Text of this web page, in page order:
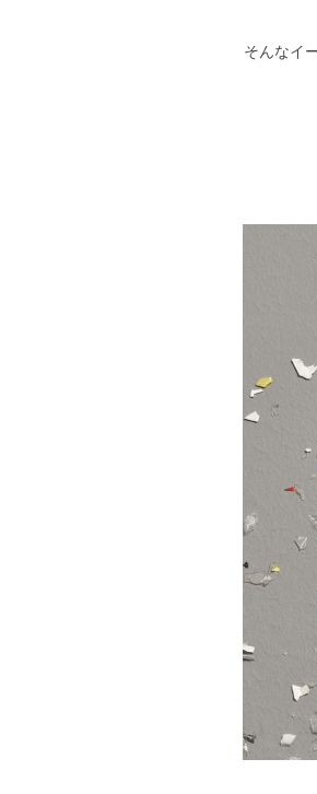
そんなイ